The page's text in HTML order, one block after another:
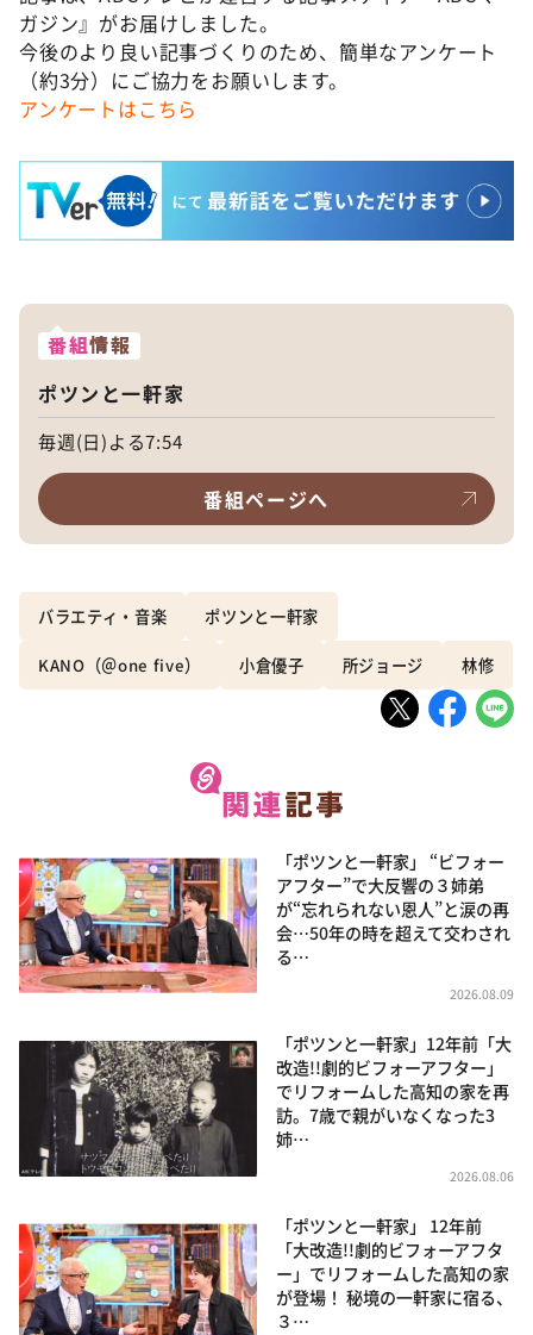
ガジン』がお届けしました。
今後のより良い記事づくりのため、簡単なアンケート
（約3分）にご協力をお願いします。
アンケートはこちら
番組情報
ポツンと一軒家
毎週(日)よる7:54
番組ページへ
バラエティ・音楽 ポツンと一軒家
KANO（＠one five） 小倉優子 所ジョージ 林修
「ポツンと一軒家」 “ビフォー
アフター”で大反響の３姉弟
が“忘れられない恩人”と涙の再
会…50年の時を超えて交わされ
る…
2026.08.09
「ポツンと一軒家」12年前「大
改造!!劇的ビフォーアフター」
でリフォームした高知の家を再
訪。7歳で親がいなくなった3
姉…
2026.08.06
「ポツンと一軒家」 12年前
「大改造!!劇的ビフォーアフタ
ー」でリフォームした高知の家
が登場！ 秘境の一軒家に宿る、
３…